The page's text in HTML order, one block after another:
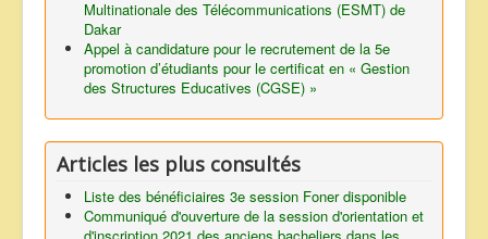
Multinationale des Télécommunications (ESMT) de
Dakar
Appel à candidature pour le recrutement de la 5e
promotion d’étudiants pour le certificat en « Gestion
des Structures Educatives (CGSE) »
Articles les plus consultés
Liste des bénéficiaires 3e session Foner disponible
Communiqué d'ouverture de la session d'orientation et